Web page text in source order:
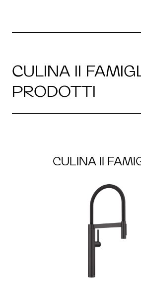
CULINA II
PRODOTTI
CULINA II